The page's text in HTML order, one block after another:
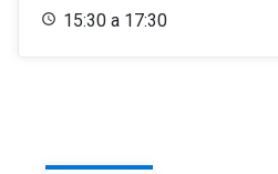
15:30 a 17:30